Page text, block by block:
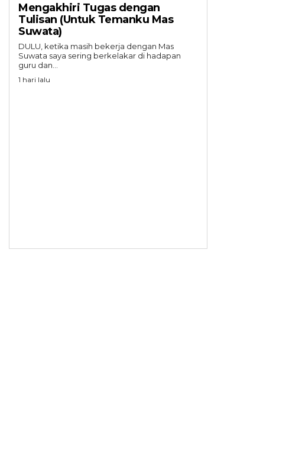
Mengakhiri Tugas dengan
Tulisan (Untuk Temanku Mas
Suwata)
DULU, ketika masih bekerja dengan Mas
Suwata saya sering berkelakar di hadapan
guru dan...
1 hari lalu